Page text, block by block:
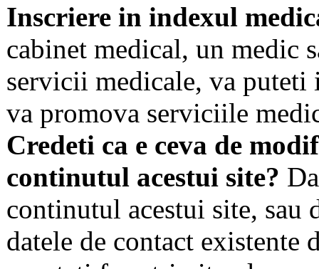
Inscriere in indexul
cabinet medical, un medic
servicii medicale, va puteti
va promova serviciile
Credeti ca e ceva de
continutul acestui site?
continutul acestui site, sau
datele de contact existente